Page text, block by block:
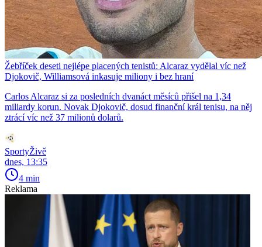
Žebříček deseti nejlépe placených tenistů: Alcaraz vydělal víc než
Djokovič, Williamsová inkasuje miliony i bez hraní
Carlos Alcaraz si za posledních dvanáct měsíců přišel na 1,34
miliardy korun. Novak Djokovič, dosud finanční král tenisu, na něj
ztrácí víc než 37 milionů dolarů.
SportyŽivě
dnes, 13:35
4 min
Reklama